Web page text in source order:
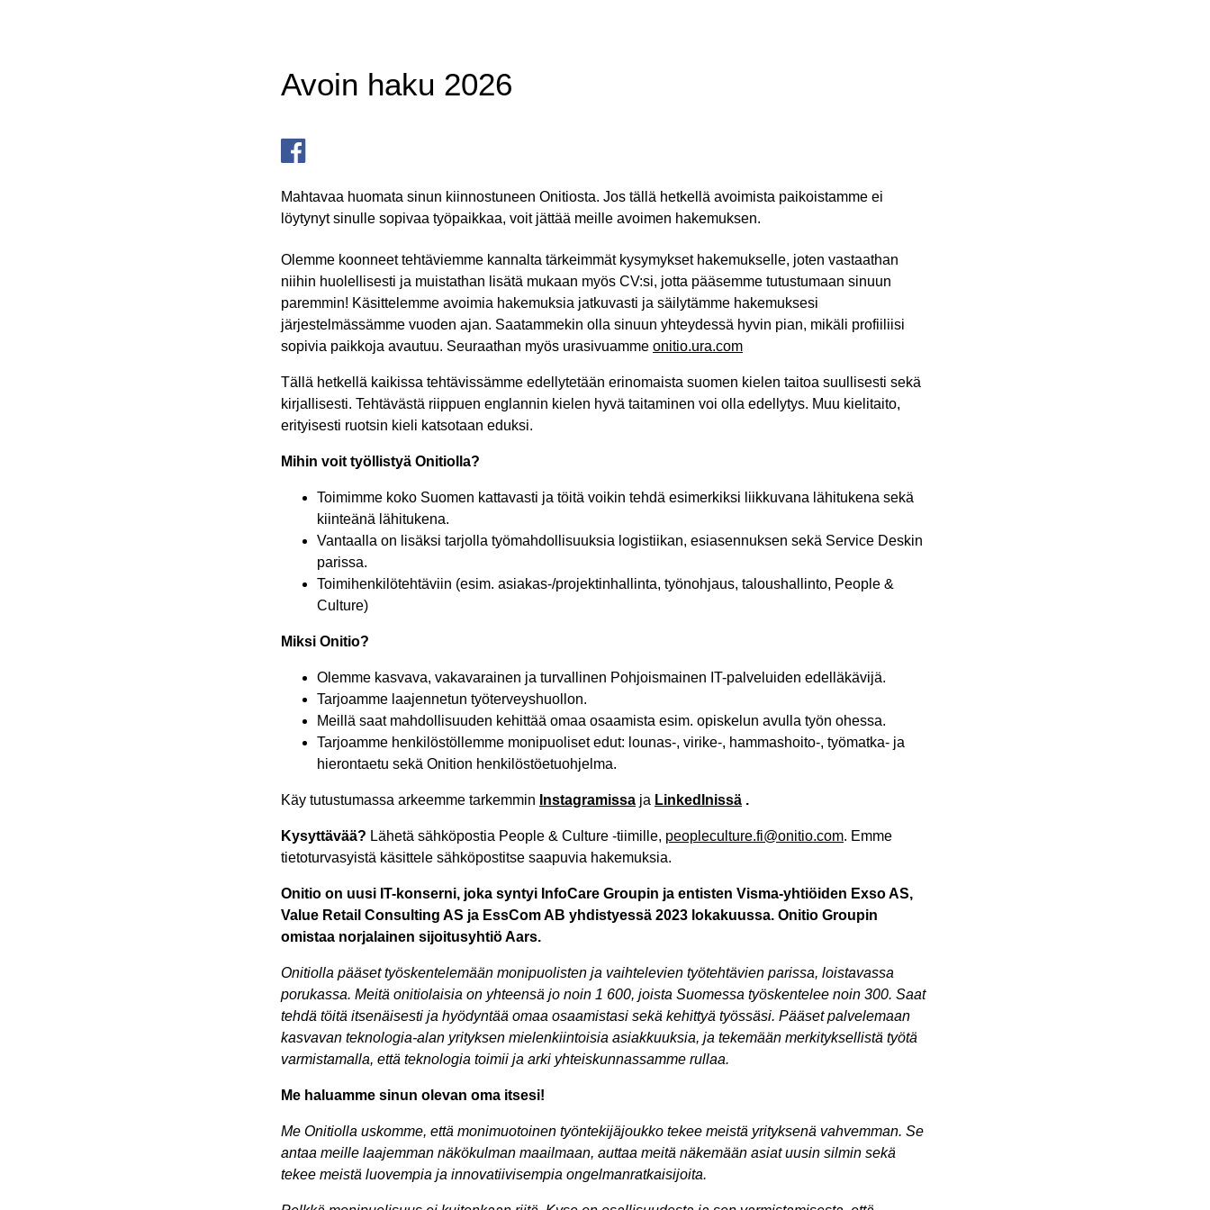
Avoin haku 2026
Mahtavaa huomata sinun kiinnostuneen Onitiosta. Jos tällä hetkellä avoimista paikoistamme ei
löytynyt sinulle sopivaa työpaikkaa, voit jättää meille avoimen hakemuksen.
Olemme koonneet tehtäviemme kannalta tärkeimmät kysymykset hakemukselle, joten vastaathan
niihin huolellisesti ja muistathan lisätä mukaan myös CV:si, jotta pääsemme tutustumaan sinuun
paremmin! Käsittelemme avoimia hakemuksia jatkuvasti ja säilytämme hakemuksesi
järjestelmässämme vuoden ajan. Saatammekin olla sinuun yhteydessä hyvin pian, mikäli profiiliisi
sopivia paikkoja avautuu. Seuraathan myös urasivuamme onitio.ura.com
Tällä hetkellä kaikissa tehtävissämme edellytetään erinomaista suomen kielen taitoa suullisesti sekä
kirjallisesti. Tehtävästä riippuen englannin kielen hyvä taitaminen voi olla edellytys. Muu kielitaito,
erityisesti ruotsin kieli katsotaan eduksi.
Mihin voit työllistyä Onitiolla?
Toimimme koko Suomen kattavasti ja töitä voikin tehdä esimerkiksi liikkuvana lähitukena sekä
kiinteänä lähitukena.
Vantaalla on lisäksi tarjolla työmahdollisuuksia logistiikan, esiasennuksen sekä Service Deskin
parissa.
Toimihenkilötehtäviin (esim. asiakas-/projektinhallinta, työnohjaus, taloushallinto, People &
Culture)
Miksi Onitio?
Olemme kasvava, vakavarainen ja turvallinen Pohjoismainen IT-palveluiden edelläkävijä.
Tarjoamme laajennetun työterveyshuollon.
Meillä saat mahdollisuuden kehittää omaa osaamista esim. opiskelun avulla työn ohessa.
Tarjoamme henkilöstöllemme monipuoliset edut: lounas-, virike-, hammashoito-, työmatka- ja
hierontaetu sekä Onition henkilöstöetuohjelma.
Käy tutustumassa arkeemme tarkemmin Instagramissa ja LinkedInissä .
Kysyttävää? Lähetä sähköpostia People & Culture -tiimille, peopleculture.fi@onitio.com. Emme
tietoturvasyistä käsittele sähköpostitse saapuvia hakemuksia.
Onitio on uusi IT-konserni, joka syntyi InfoCare Groupin ja entisten Visma-yhtiöiden Exso AS,
Value Retail Consulting AS ja EssCom AB yhdistyessä 2023 lokakuussa. Onitio Groupin
omistaa norjalainen sijoitusyhtiö Aars.
Onitiolla pääset työskentelemään monipuolisten ja vaihtelevien työtehtävien parissa, loistavassa
porukassa. Meitä onitiolaisia on yhteensä jo noin 1 600, joista Suomessa työskentelee noin 300. Saat
tehdä töitä itsenäisesti ja hyödyntää omaa osaamistasi sekä kehittyä työssäsi. Pääset palvelemaan
kasvavan teknologia-alan yrityksen mielenkiintoisia asiakkuuksia, ja tekemään merkityksellistä työtä
varmistamalla, että teknologia toimii ja arki yhteiskunnassamme rullaa.
Me haluamme sinun olevan oma itsesi!
Me Onitiolla uskomme, että monimuotoinen työntekijäjoukko tekee meistä yrityksenä vahvemman. Se
antaa meille laajemman näkökulman maailmaan, auttaa meitä näkemään asiat uusin silmin sekä
tekee meistä luovempia ja innovatiivisempia ongelmanratkaisijoita.